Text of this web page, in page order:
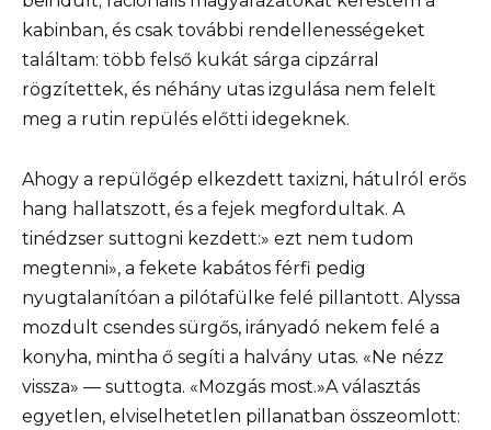
kabinban, és csak további rendellenességeket
találtam: több felső kukát sárga cipzárral
rögzítettek, és néhány utas izgulása nem felelt
meg a rutin repülés előtti idegeknek.
Ahogy a repülőgép elkezdett taxizni, hátulról erős
hang hallatszott, és a fejek megfordultak. A
tinédzser suttogni kezdett:» ezt nem tudom
megtenni», a fekete kabátos férfi pedig
nyugtalanítóan a pilótafülke felé pillantott. Alyssa
mozdult csendes sürgős, irányadó nekem felé a
konyha, mintha ő segíti a halvány utas. «Ne nézz
vissza» — suttogta. «Mozgás most.»A választás
egyetlen, elviselhetetlen pillanatban összeomlott: